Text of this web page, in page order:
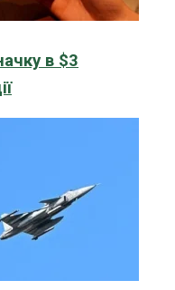
в $3